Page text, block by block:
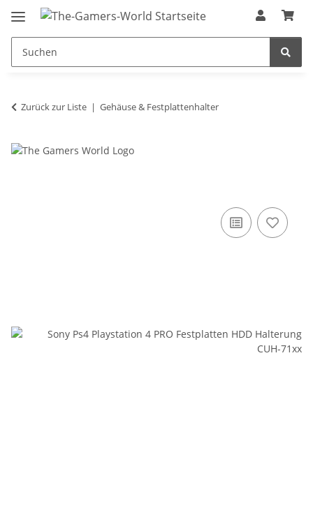
Zurück zur Liste Gehäuse & Festplattenhalter